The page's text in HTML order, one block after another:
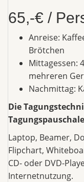
65,-€ /
Anreise:
Brötchen
Mittagessen:
mehreren
Nachmittag:
Die
Laptop, Beamer,
Flipchart,
CD- oder DVD-
Internetnutzung.